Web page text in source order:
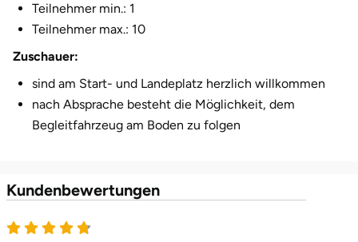
Teilnehmer min.: 1
Teilnehmer max.: 10
Zuschauer:
sind am Start- und Landeplatz herzlich willkommen
nach Absprache besteht die Möglichkeit, dem
Begleitfahrzeug am Boden zu folgen
Kundenbewertungen